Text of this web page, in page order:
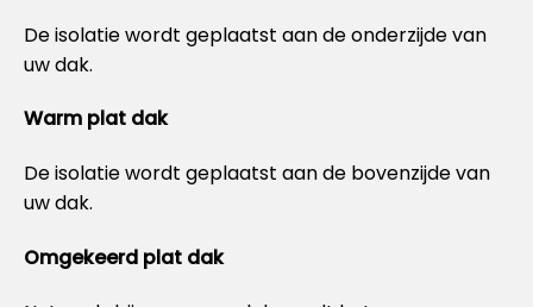
De isolatie wordt geplaatst aan de onderzijde van
uw dak.
Warm plat dak
De isolatie wordt geplaatst aan de bovenzijde van
uw dak.
Omgekeerd plat dak